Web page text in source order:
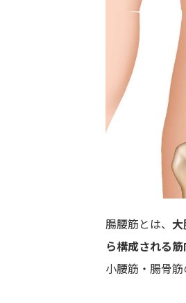
腸腰筋とは、
ら構成される
小腰筋・腸骨筋